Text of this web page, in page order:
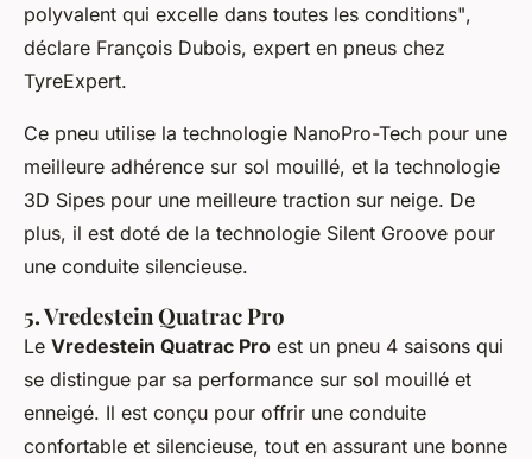
polyvalent qui excelle dans toutes les conditions",
déclare François Dubois, expert en pneus chez
TyreExpert.
Ce pneu utilise la technologie NanoPro-Tech pour une
meilleure adhérence sur sol mouillé, et la technologie
3D Sipes pour une meilleure traction sur neige. De
plus, il est doté de la technologie Silent Groove pour
une conduite silencieuse.
5. Vredestein Quatrac Pro
Le Vredestein Quatrac Pro est un pneu 4 saisons qui
se distingue par sa performance sur sol mouillé et
enneigé. Il est conçu pour offrir une conduite
confortable et silencieuse, tout en assurant une bonne